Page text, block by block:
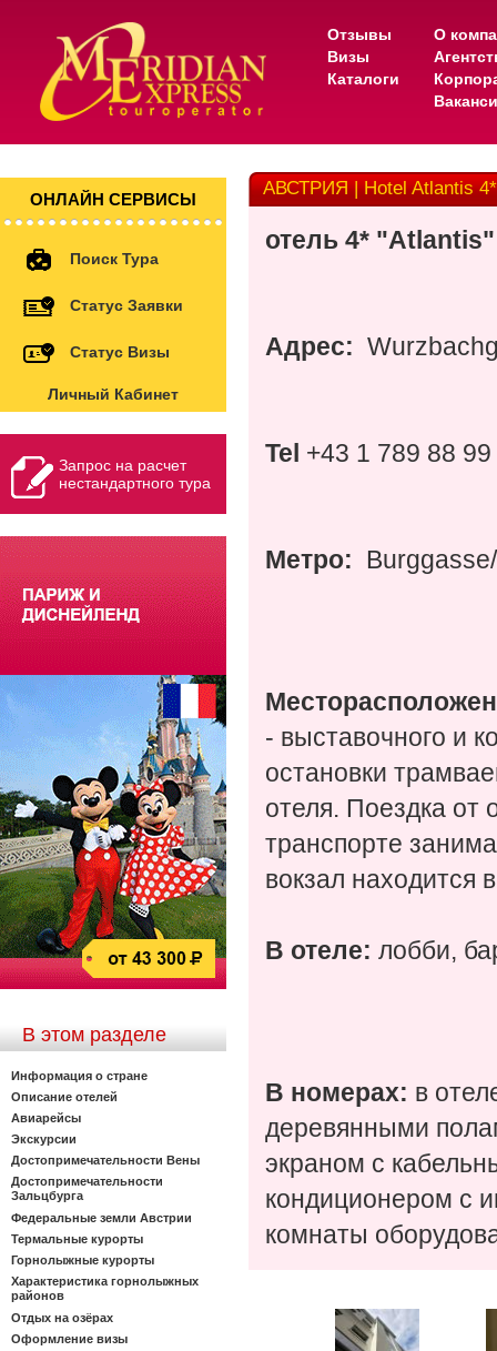
Отзывы
Визы
Каталоги
О
ОНЛАЙН СЕРВИСЫ
Поиск Тура
Статус Заявки
Статус Визы
Личный Кабинет
Запрос на расчет
нестандартного тура
В этом разделе
Информация о стране
Описание отелей
Авиарейсы
Экскурсии
Достопримечательности Вены
Достопримечательности
Зальцбурга
Федеральные земли Австрии
Термальные курорты
Горнолыжные курорты
Характеристика горнолыжных
районов
Отдых на озёрах
Оформление визы
АВСТРИЯ | Hotel Atlantis 4*
отель 4* "Atlantis"
Адрес:
Tel +43 1 789 88 99
Метро:
- выставочного и
остановки
отеля. Поездка от
транспорте
вокзал находится
В отеле: лобби,
В номерах: в
деревянными
экраном с
кондиционером с
комнаты